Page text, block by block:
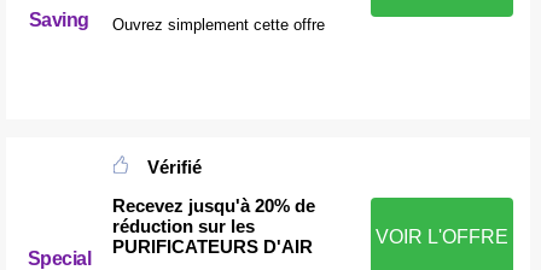
Saving Ouvrez simplement cette offre
Special
Vérifié
Recevez jusqu'à 20% de
réduction sur les
PURIFICATEURS D'AIR
VOIR L'OFFRE